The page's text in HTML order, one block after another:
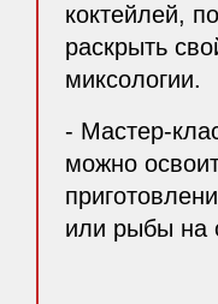
коктейлей,
раскрыть
миксологии.
- Мастер-
можно
или рыбы на